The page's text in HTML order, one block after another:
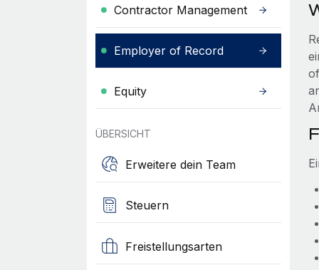
Contractor Management
Employer of Record
Equity
ÜBERSICHT
Erweitere dein Team
Steuern
Freistellungsarten